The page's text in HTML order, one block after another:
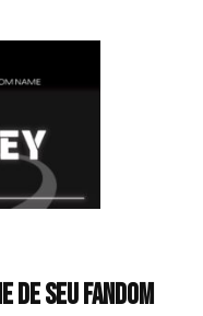
de seu fandom